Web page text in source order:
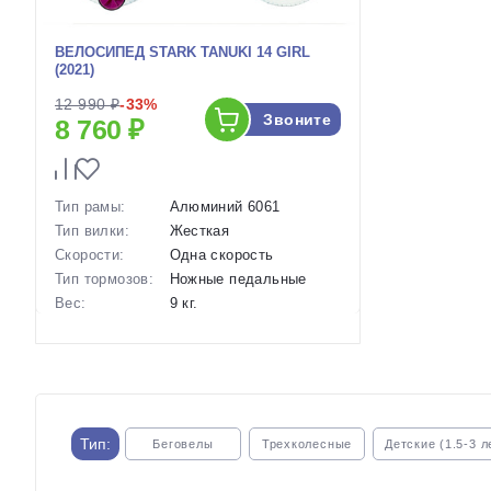
ВЕЛОСИПЕД STARK TANUKI 14 GIRL
(2021)
12 990 ₽-33%
8 760 ₽ Звоните
Тип рамы:
Алюминий 6061
Тип вилки:
Жесткая
Скорости:
Одна скорость
Тип тормозов:
Ножные педальные
Вес:
9 кг.
Тип: Беговелы Трехколесные Детские (1.5-3